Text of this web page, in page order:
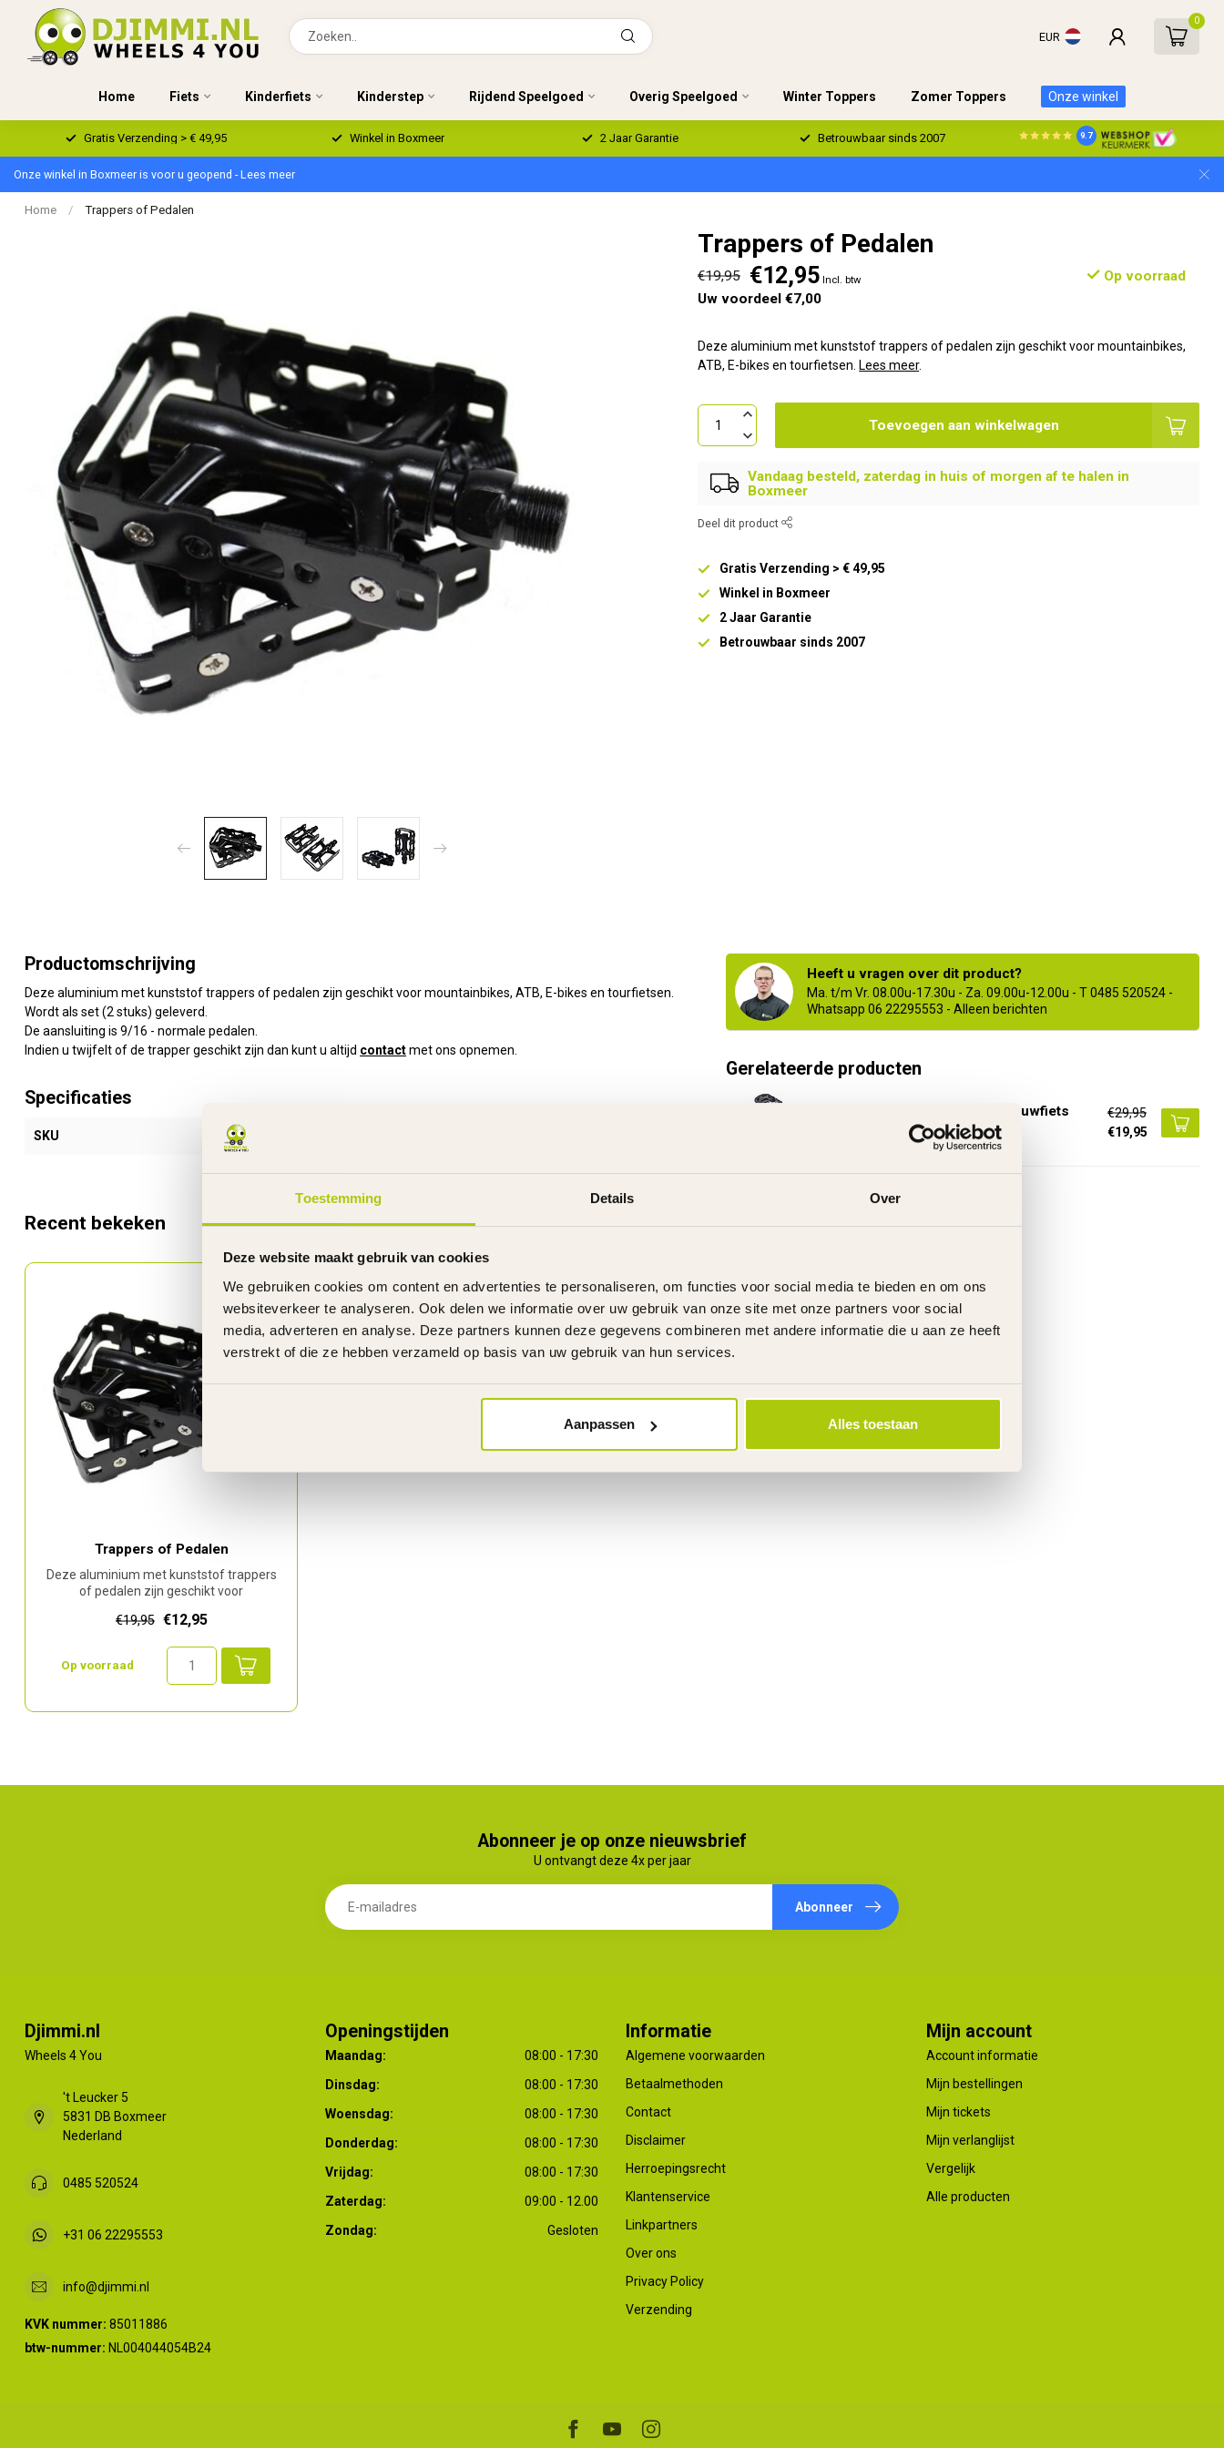
Toestemming Details Over
Deze website maakt gebruik van cookies
We gebruiken cookies om content en advertenties te personaliseren, om functies voor social media te bieden en om ons
websiteverkeer te analyseren. Ook delen we informatie over uw gebruik van onze site met onze partners voor social
media, adverteren en analyse. Deze partners kunnen deze gegevens combineren met andere informatie die u aan ze heeft
verstrekt of die ze hebben verzameld op basis van uw gebruik van hun services.
Aanpassen Alles toestaan
EUR
0
Home Fiets Kinderfiets Kinderstep Rijdend Speelgoed Overig Speelgoed Winter Toppers Zomer Toppers Onze winkel
Gratis Verzending > € 49,95 Winkel in Boxmeer 2 Jaar Garantie Betrouwbaar sinds 2007 9.7
Onze winkel in Boxmeer is voor u geopend - Lees meer
Home / Trappers of Pedalen
Trappers of Pedalen
€19,95 €12,95 Incl. btw
Op voorraad
Uw voordeel €7,00
Deze aluminium met kunststof trappers of pedalen zijn geschikt voor mountainbikes,
ATB, E-bikes en tourfietsen. Lees meer.
Toevoegen aan winkelwagen
Vandaag besteld, zaterdag in huis of morgen af te halen in
Boxmeer
Deel dit product
Gratis Verzending > € 49,95
Winkel in Boxmeer
2 Jaar Garantie
Betrouwbaar sinds 2007
Productomschrijving
Deze aluminium met kunststof trappers of pedalen zijn geschikt voor mountainbikes, ATB, E-bikes en tourfietsen.
Wordt als set (2 stuks) geleverd.
De aansluiting is 9/16 - normale pedalen.
Indien u twijfelt of de trapper geschikt zijn dan kunt u altijd contactmet ons opnemen.
Specificaties
SKU
Heeft u vragen over dit product?
Ma. t/m Vr. 08.00u-17.30u - Za. 09.00u-12.00u - T 0485 520524 -
Whatsapp 06 22295553 - Alleen berichten
Gerelateerde producten
Inklapbare Trappers of Pedalen Vouwfiets
€29,95
€19,95
Recent bekeken
Trappers of Pedalen
Deze aluminium met kunststof trappers
of pedalen zijn geschikt voor
€19,95 €12,95
Op voorraad
Abonneer je op onze nieuwsbrief
U ontvangt deze 4x per jaar
Abonneer
Djimmi.nl
Wheels 4 You
't Leucker 5
5831 DB Boxmeer
Nederland
0485 520524
+31 06 22295553
info@djimmi.nl
KVK nummer: 85011886
btw-nummer: NL004044054B24
Openingstijden
Maandag:
08:00 - 17:30
Dinsdag:
08:00 - 17:30
Woensdag:
08:00 - 17:30
Donderdag:
08:00 - 17:30
Vrijdag:
08:00 - 17:30
Zaterdag:
09:00 - 12.00
Zondag:
Gesloten
Informatie
Algemene voorwaarden
Betaalmethoden
Contact
Disclaimer
Herroepingsrecht
Klantenservice
Linkpartners
Over ons
Privacy Policy
Verzending
Mijn account
Account informatie
Mijn bestellingen
Mijn tickets
Mijn verlanglijst
Vergelijk
Alle producten